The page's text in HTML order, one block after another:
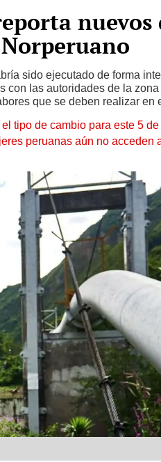
nuevos
sido ejecutado de forma
con las autoridades de la
que se deben realizar en
tipo de cambio para este 5
peruanas aún no acceden